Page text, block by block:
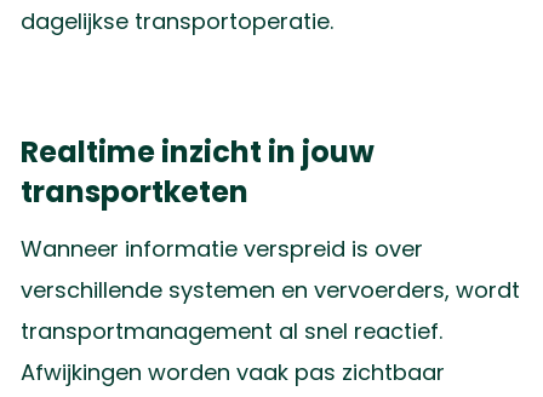
dagelijkse transportoperatie.
Realtime inzicht in jouw
transportketen
Wanneer informatie verspreid is over
verschillende systemen en vervoerders, wordt
transportmanagement al snel reactief.
Afwijkingen worden vaak pas zichtbaar